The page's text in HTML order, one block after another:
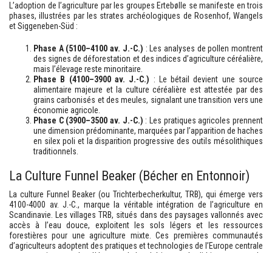
L’adoption de l’agriculture par les groupes Ertebølle se manifeste en trois
phases, illustrées par les strates archéologiques de Rosenhof, Wangels
et Siggeneben-Süd :
Phase A (5100–4100 av. J.-C.) : Les analyses de pollen montrent
des signes de déforestation et des indices d’agriculture céréalière,
mais l’élevage reste minoritaire.
Phase B (4100–3900 av. J.-C.) : Le bétail devient une source
alimentaire majeure et la culture céréalière est attestée par des
grains carbonisés et des meules, signalant une transition vers une
économie agricole.
Phase C (3900–3500 av. J.-C.) : Les pratiques agricoles prennent
une dimension prédominante, marquées par l’apparition de haches
en silex poli et la disparition progressive des outils mésolithiques
traditionnels.
La Culture Funnel Beaker (Bécher en Entonnoir)
La culture Funnel Beaker (ou Trichterbecherkultur, TRB), qui émerge vers
4100-4000 av. J.-C., marque la véritable intégration de l’agriculture en
Scandinavie. Les villages TRB, situés dans des paysages vallonnés avec
accès à l’eau douce, exploitent les sols légers et les ressources
forestières pour une agriculture mixte. Ces premières communautés
d’agriculteurs adoptent des pratiques et technologies de l’Europe centrale